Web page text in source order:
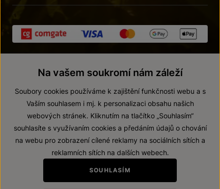
© 2026 ZNOVÍN ZNOJMO, a. s.
Prohlášení o přístupnosti
Zákaz prodeje alkoholických nápojů osobám mladším 18 let.
Na vašem soukromí nám záleží
Soubory cookies používáme k zajištění funkčnosti webu a s
Vaším souhlasem i mj. k personalizaci obsahu našich
webových stránek. Kliknutím na tlačítko „Souhlasím“
souhlasíte s využívaním cookies a předáním údajů o chování
na webu pro zobrazení cílené reklamy na sociálních sítích a
reklamních sítích na dalších webech.
SOUHLASÍM